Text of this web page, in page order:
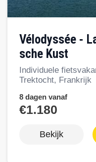
Vélodyssée - Langs de Frans-Atlanti
sche Kust
Individuele
Trektocht, Frankrijk
8 dagen vanaf
€1.180
Bekijk